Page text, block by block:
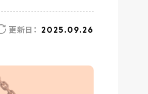
更新日： 2025.09.26